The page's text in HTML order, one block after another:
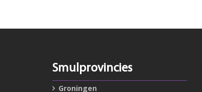
Smulprovincies
Groningen